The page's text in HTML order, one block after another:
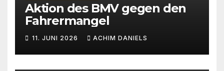
Aktion des BMV gegen den
Fahrermangel
11. JUNI 2026 ACHIM DANIELS